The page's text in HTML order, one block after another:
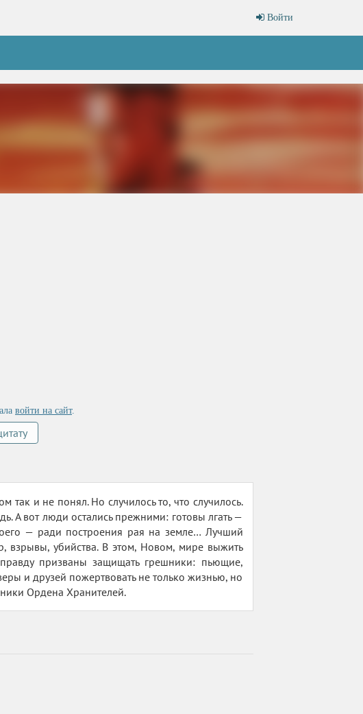
Войти
войти на сайт.
так и не понял. Но случилось то, что случилось.
А вот люди остались прежними: готовы лгать —
— ради построения рая на земле… Лучший
взрывы, убийства. В этом, Новом, мире выжить
призваны защищать грешники: пьющие,
и друзей пожертвовать не только жизнью, но
Ордена Хранителей.